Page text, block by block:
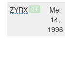
ZYRX Q4
Mei
14,
1996